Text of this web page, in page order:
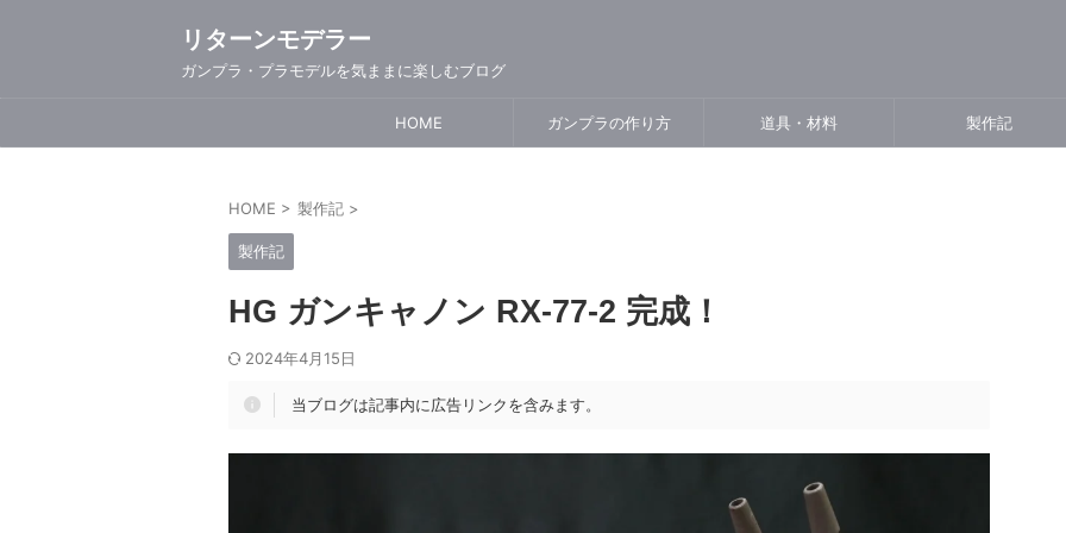
リターンモデラー
ガンプラ・プラモデルを気ままに楽しむブログ
HOME ガンプラの作り方 道具・材料 製作記
HOME > 製作記 >
製作記
HG ガンキャノン RX-77-2 完成！
2024年4月15日
当ブログは記事内に広告リンクを含みます。